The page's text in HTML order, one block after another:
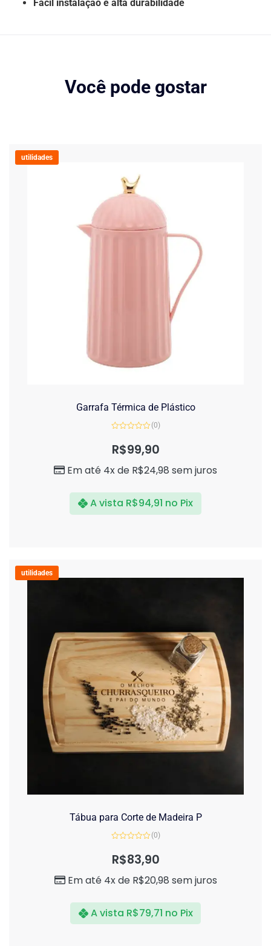
Fácil instalação e alta durabilidade
Você pode gostar
utilidades
Garrafa Térmica de Plástico
de
(0)
R$99,90
Em até 4x de R$24,98 sem juros
A vista R$94,91 no Pix
utilidades
Tábua para Corte de Madeira P
de
(0)
R$83,90
Em até 4x de R$20,98 sem juros
A vista R$79,71 no Pix